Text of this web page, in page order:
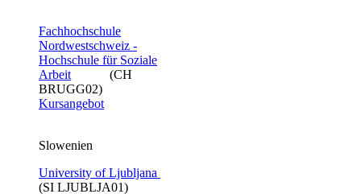
Fachhochschule
Nordwestschweiz -
Hochschule für Soziale
Arbeit (CH
BRUGG02)
Kursangebot
Slowenien
University of Ljubljana
(SI LJUBLJA01)